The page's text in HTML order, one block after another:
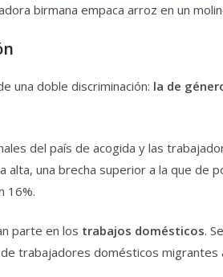
birmana empaca arroz en un
una doble discriminación: la de
del país de acogida y las
alta, una brecha superior a la que de
16%.
parte en los trabajos domésticos.
trabajadores domésticos migrantes